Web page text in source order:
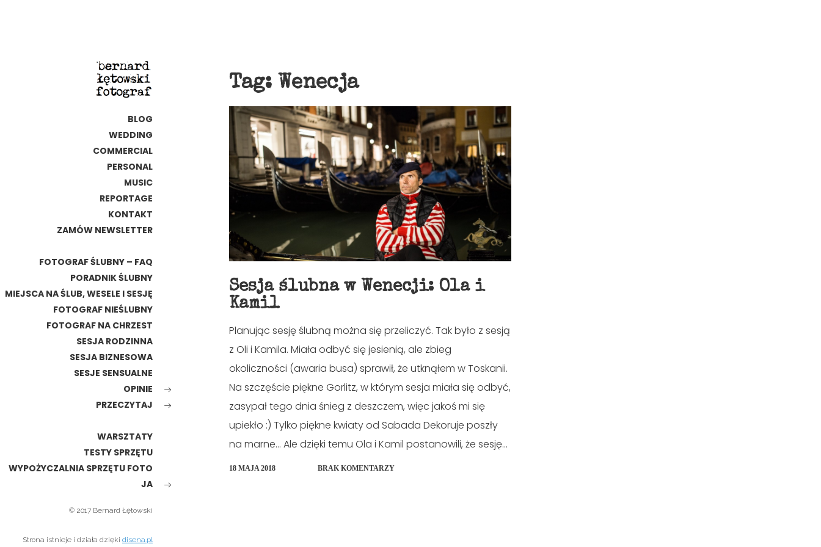
BLOG
WEDDING
COMMERCIAL
PERSONAL
MUSIC
REPORTAGE
KONTAKT
ZAMÓW NEWSLETTER
FOTOGRAF ŚLUBNY – FAQ
PORADNIK ŚLUBNY
MIEJSCA NA ŚLUB, WESELE I SESJĘ
FOTOGRAF NIEŚLUBNY
FOTOGRAF NA CHRZEST
SESJA RODZINNA
SESJA BIZNESOWA
SESJE SENSUALNE
OPINIE
PRZECZYTAJ
WARSZTATY
TESTY SPRZĘTU
WYPOŻYCZALNIA SPRZĘTU FOTO
JA
© 2017 Bernard Łętowski
Strona istnieje i działa dzięki disena.pl
Tag: Wenecja
Sesja ślubna w Wenecji: Ola i
Kamil
Planując sesję ślubną można się przeliczyć. Tak było z sesją
z Oli i Kamila. Miała odbyć się jesienią, ale zbieg
okoliczności (awaria busa) sprawił, że utknąłem w Toskanii.
Na szczęście piękne Gorlitz, w którym sesja miała się odbyć,
zasypał tego dnia śnieg z deszczem, więc jakoś mi się
upiekło :) Tylko piękne kwiaty od Sabada Dekoruje poszły
na marne... Ale dzięki temu Ola i Kamil postanowili, że sesję...
18 MAJA 2018 BRAK KOMENTARZY